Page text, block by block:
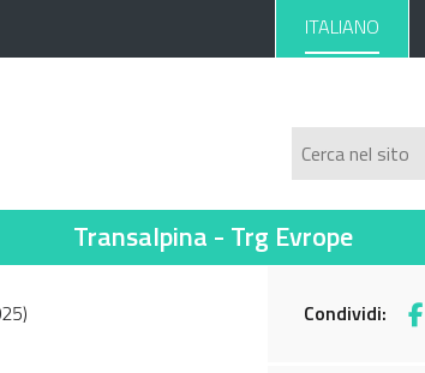
ITALIANO
Transalpina - Trg Evrope
Condividi: